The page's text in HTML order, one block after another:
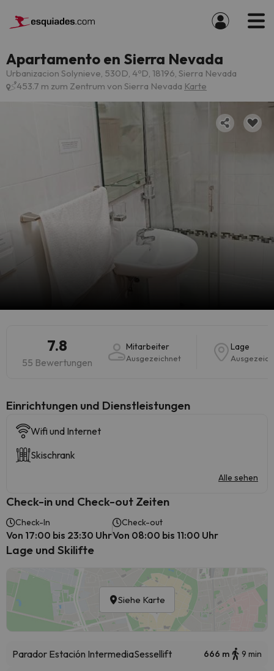
Apartamento en Sierra Nevada
Urbanizacion Solynieve, 530D, 4ºD, 18196, Sierra Nevada
453.7 m zum Zentrum von Sierra Nevada Karte
7.8
55 Bewertungen
Mitarbeiter
Ausgezeichnet
Lage
​Einrichtungen und Dienstleistungen
Wifi und Internet
Skischrank
Alle sehen
Check-in und Check-out Zeiten
Check-In
Von 17:00 bis 23:30 Uhr
Check-out
Von 08:00 bis 11:00 Uhr
Lage und Skilifte
Siehe Karte
Parador Estación IntermediaSessellift 666 m 9 min